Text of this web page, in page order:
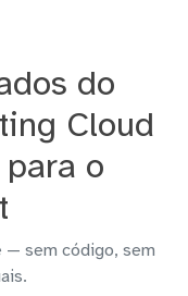
do
Cloud
o
— sem código, sem